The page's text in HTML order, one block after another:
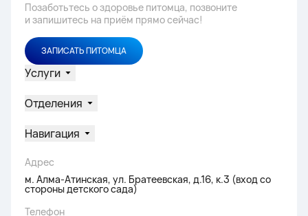
Позаботьтесь о здоровье питомца, позвоните
и запишитесь на приём прямо сейчас!
ЗАПИСАТЬ ПИТОМЦА
Услуги
Отделения
Навигация
Адрес
м. Алма-Атинская, ул. Братеевская, д.16, к.3 (вход со
стороны детского сада)
Телефон